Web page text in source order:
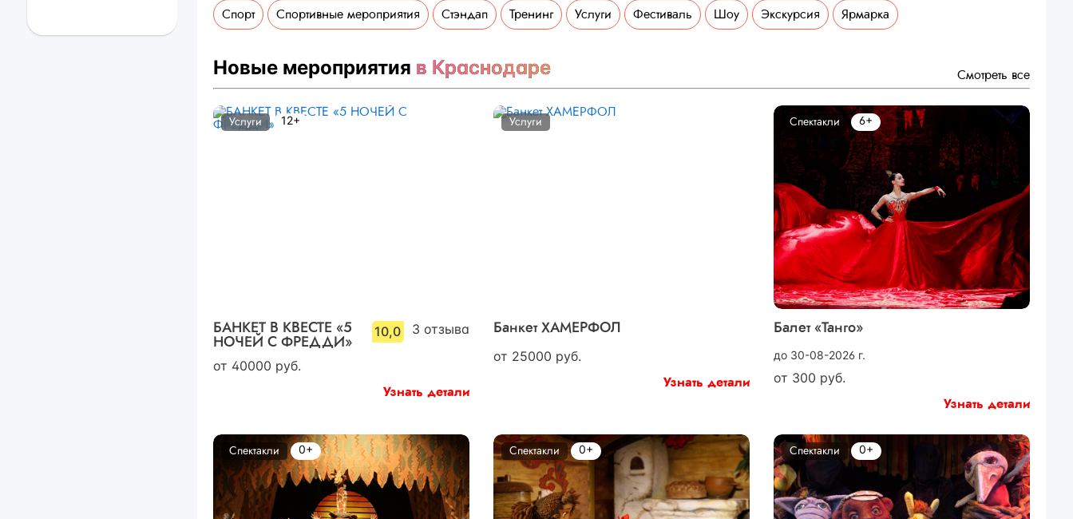
Спорт Спортивные мероприятия Стэндап Тренинг Услуги Фестиваль Шоу Экскурсия Ярмарка
Новые мероприятия в Краснодаре Смотреть все
БАНКЕТ В КВЕСТЕ «5
НОЧЕЙ С ФРЕДДИ»
10,0 3 отзыва
от 40000 руб.
Услуги 12+
Узнать детали
Банкет ХАМЕРФОЛ
от 25000 руб.
Услуги
Узнать детали
Балет «Танго»
до 30-08-2026 г.
от 300 руб.
Спектакли 6+
Узнать детали
Спектакли 0+ Спектакли 0+ Спектакли 0+